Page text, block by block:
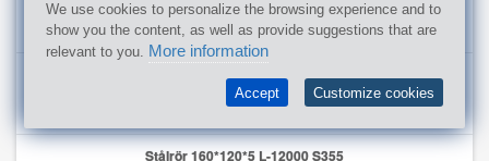
Vikt kg/m:55.78
Yta m2/m: 0.481
Vikt kg/m:19.38
Yta m2/m:0.561
Stålrör 160*120*5 L-12000 S355
We use cookies to personalize the browsing experience and to
show you the content, as well as provide suggestions that are
relevant to you. More information
Accept Customize cookies